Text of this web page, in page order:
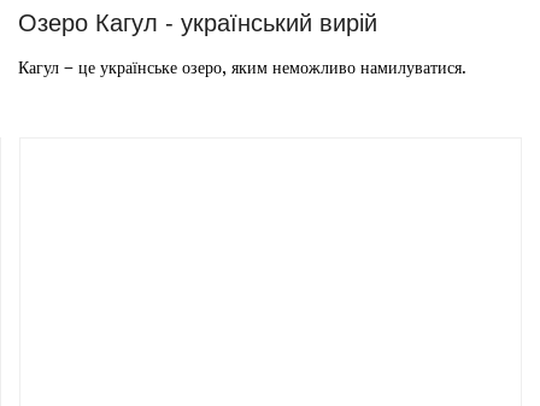
Озеро Кагул - український вирій
Кагул – це українське озеро, яким неможливо намилуватися.